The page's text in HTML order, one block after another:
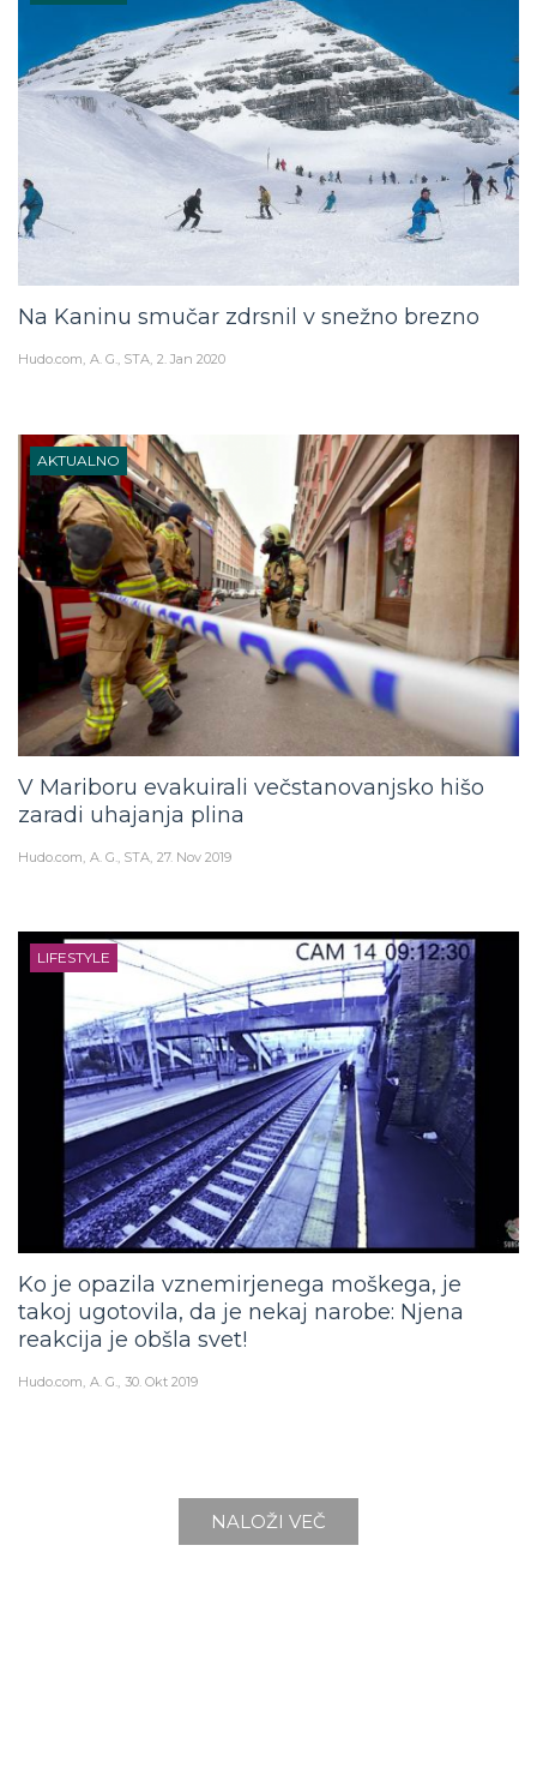
Na Kaninu smučar zdrsnil v snežno brezno
Hudo.com A. G., STA 2. Jan 2020
AKTUALNO
V Mariboru evakuirali večstanovanjsko hišo
zaradi uhajanja plina
Hudo.com A. G., STA 27. Nov 2019
LIFESTYLE
Ko je opazila vznemirjenega moškega, je
takoj ugotovila, da je nekaj narobe: Njena
reakcija je obšla svet!
Hudo.com A. G. 30. Okt 2019
NALOŽI VEČ